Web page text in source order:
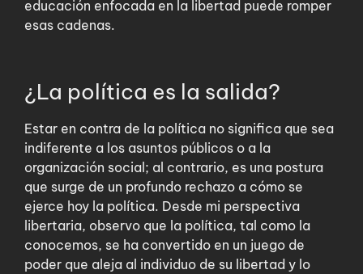
educación enfocada en la libertad puede romper
esas cadenas.
¿La política es la salida?
Estar en contra de la política no significa que sea
indiferente a los asuntos públicos o a la
organización social; al contrario, es una postura
que surge de un profundo rechazo a cómo se
ejerce hoy la política. Desde mi perspectiva
libertaria, observo que la política, tal como la
conocemos, se ha convertido en un juego de
poder que aleja al individuo de su libertad y lo